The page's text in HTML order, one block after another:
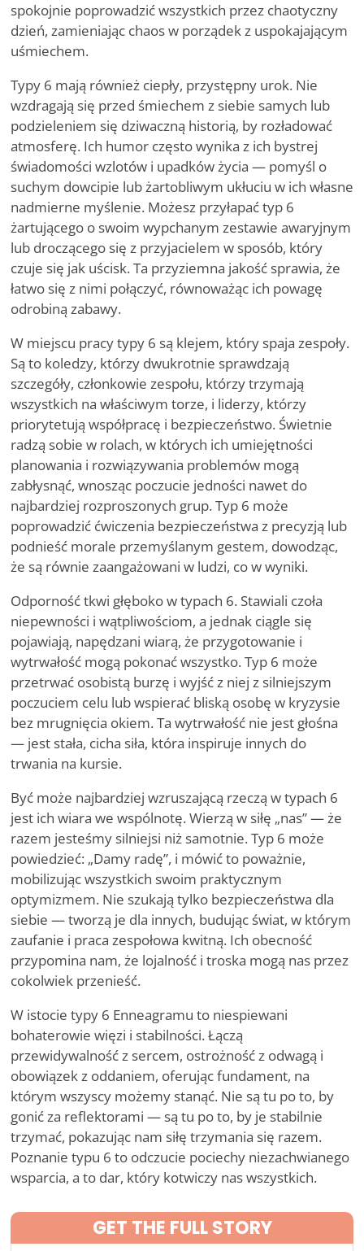
spokojnie poprowadzić wszystkich przez chaotyczny
dzień, zamieniając chaos w porządek z uspokajającym
uśmiechem.
Typy 6 mają również ciepły, przystępny urok. Nie
wzdragają się przed śmiechem z siebie samych lub
podzieleniem się dziwaczną historią, by rozładować
atmosferę. Ich humor często wynika z ich bystrej
świadomości wzlotów i upadków życia — pomyśl o
suchym dowcipie lub żartobliwym ukłuciu w ich własne
nadmierne myślenie. Możesz przyłapać typ 6
żartującego o swoim wypchanym zestawie awaryjnym
lub droczącego się z przyjacielem w sposób, który
czuje się jak uścisk. Ta przyziemna jakość sprawia, że
łatwo się z nimi połączyć, równoważąc ich powagę
odrobiną zabawy.
W miejscu pracy typy 6 są klejem, który spaja zespoły.
Są to koledzy, którzy dwukrotnie sprawdzają
szczegóły, członkowie zespołu, którzy trzymają
wszystkich na właściwym torze, i liderzy, którzy
priorytetują współpracę i bezpieczeństwo. Świetnie
radzą sobie w rolach, w których ich umiejętności
planowania i rozwiązywania problemów mogą
zabłysnąć, wnosząc poczucie jedności nawet do
najbardziej rozproszonych grup. Typ 6 może
poprowadzić ćwiczenia bezpieczeństwa z precyzją lub
podnieść morale przemyślanym gestem, dowodząc,
że są równie zaangażowani w ludzi, co w wyniki.
Odporność tkwi głęboko w typach 6. Stawiali czoła
niepewności i wątpliwościom, a jednak ciągle się
pojawiają, napędzani wiarą, że przygotowanie i
wytrwałość mogą pokonać wszystko. Typ 6 może
przetrwać osobistą burzę i wyjść z niej z silniejszym
poczuciem celu lub wspierać bliską osobę w kryzysie
bez mrugnięcia okiem. Ta wytrwałość nie jest głośna
— jest stała, cicha siła, która inspiruje innych do
trwania na kursie.
Być może najbardziej wzruszającą rzeczą w typach 6
jest ich wiara we wspólnotę. Wierzą w siłę „nas” — że
razem jesteśmy silniejsi niż samotnie. Typ 6 może
powiedzieć: „Damy radę”, i mówić to poważnie,
mobilizując wszystkich swoim praktycznym
optymizmem. Nie szukają tylko bezpieczeństwa dla
siebie — tworzą je dla innych, budując świat, w którym
zaufanie i praca zespołowa kwitną. Ich obecność
przypomina nam, że lojalność i troska mogą nas przez
cokolwiek przenieść.
W istocie typy 6 Enneagramu to niespiewani
bohaterowie więzi i stabilności. Łączą
przewidywalność z sercem, ostrożność z odwagą i
obowiązek z oddaniem, oferując fundament, na
którym wszyscy możemy stanąć. Nie są tu po to, by
gonić za reflektorami — są tu po to, by je stabilnie
trzymać, pokazując nam siłę trzymania się razem.
Poznanie typu 6 to odczucie pociechy niezachwianego
wsparcia, a to dar, który kotwiczy nas wszystkich.
GET THE FULL STORY